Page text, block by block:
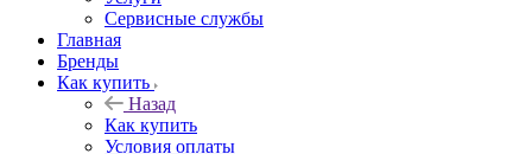
Сервисные службы
Главная
Бренды
Как купить
Назад
Как купить
Условия оплаты